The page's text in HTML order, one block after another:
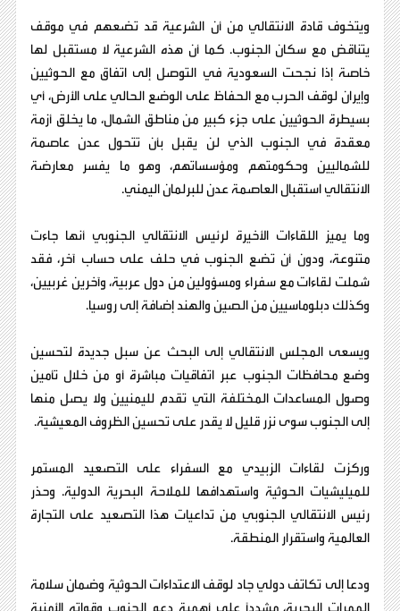
ويتخوف قادة الانتقالي من أن الشرعية قد تضعهم في موقف
يتناقض مع سكان الجنوب. كما أن هذه الشرعية لا مستقبل لها
خاصة إذا نجحت السعودية في التوصل إلى اتفاق مع الحوثيين
وإيران لوقف الحرب مع الحفاظ على الوضع الحالي على الأرض، أي
بسيطرة الحوثيين على جزء كبير من مناطق الشمال، ما يخلق أزمة
معقدة في الجنوب الذي لن يقبل بأن تتحول عدن عاصمة
للشماليين وحكومتهم ومؤسساتهم، وهو ما يفسر معارضة
الانتقالي استقبال العاصمة عدن للبرلمان اليمني.
وما يميز اللقاءات الأخيرة لرئيس الانتقالي الجنوبي أنها جاءت
متنوعة، ودون أن تضع الجنوب في حلف على حساب آخر، فقد
شملت لقاءات مع سفراء ومسؤولين من دول عربية، وآخرين غربيين،
وكذلك دبلوماسيين من الصين والهند إضافة إلى روسيا.
ويسعى المجلس الانتقالي إلى البحث عن سبل جديدة لتحسين
وضع محافظات الجنوب عبر اتفاقيات مباشرة أو من خلال تأمين
وصول المساعدات المختلفة التي تقدم لليمنيين ولا يصل منها
إلى الجنوب سوى نزر قليل لا يقدر على تحسين الظروف المعيشية.
وركزت لقاءات الزبيدي مع السفراء على التصعيد المستمر
للميليشيات الحوثية واستهدافها للملاحة البحرية الدولية. وحذر
رئيس الانتقالي الجنوبي من تداعيات هذا التصعيد على التجارة
العالمية واستقرار المنطقة.
ودعا إلى تكاتف دولي جاد لوقف الاعتداءات الحوثية وضمان سلامة